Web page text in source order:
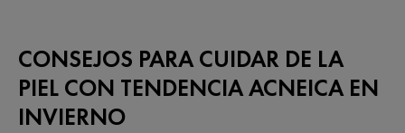
CONSEJOS PARA CUIDAR DE LA
PIEL CON TENDENCIA ACNEICA EN
INVIERNO